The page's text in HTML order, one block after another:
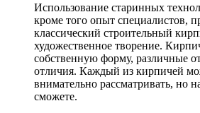
Использование старинных
кроме того опыт специалистов,
классический строительный
художественное творение.
собственную форму, различные
отличия. Каждый из кирпичей
внимательно рассматривать, но
сможете.